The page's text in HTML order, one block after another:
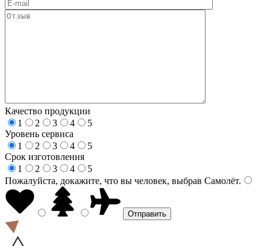
Качество продукции
1
2 3 4
5
Уровень сервиса
1
2 3 4
5
Срок изготовления
1
2 3 4
5
Пожалуйста, докажите, что вы человек, выбрав Самолёт.